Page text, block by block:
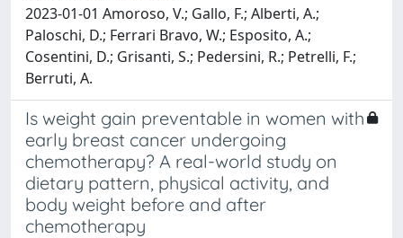
2023-01-01 Amoroso, V.; Gallo, F.; Alberti, A.;
Paloschi, D.; Ferrari Bravo, W.; Esposito, A.;
Cosentini, D.; Grisanti, S.; Pedersini, R.; Petrelli, F.;
Berruti, A.
Is weight gain preventable in women with
early breast cancer undergoing
chemotherapy? A real-world study on
dietary pattern, physical activity, and
body weight before and after
chemotherapy